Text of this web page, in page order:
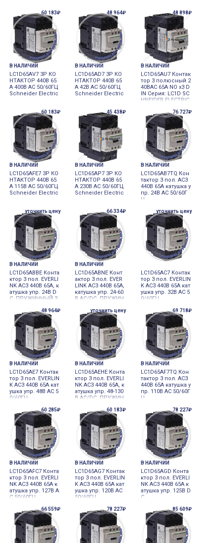
60 183₽
В НАЛИЧИИ
LC1D65AV7 3P КО
НТАКТОР 440В 65
A 400В AC 50/60ГЦ
Schneider Electric
48 964₽
В НАЛИЧИИ
LC1D65AD7 3P КО
НТАКТОР 440В 65
A 42В AC 50/60ГЦ
Schneider Electric
48 898₽
В НАЛИЧИИ
LC1D65AU7 Контак
тор 3 полюсный 2
40ВAC 65А NO x3 D
IN Серия: LC1D SC
HNEIDER ELECTRIC
60 183₽
В НАЛИЧИИ
LC1D65AFE7 3P КО
НТАКТОР 440В 65
A 115В AC 50/60ГЦ
Schneider Electric
45 438₽
В НАЛИЧИИ
LC1D65AP7 3P КО
НТАКТОР 440В 65
A 230В AC 50/60ГЦ
Schneider Electric
76 727₽
В НАЛИЧИИ
LC1D65AB7TQ Кон
тактор 3 пол. AC3
440В 65A катушка у
пр. 24В AC 50/60Г
Ц
уточнить цену
В НАЛИЧИИ
LC1D65ABBE Конта
ктор 3 пол. EVERLI
NK AC3 440В 65A, к
атушка упр. 24В D
C, ПРУЖИННЫЙ З
66 334₽
В НАЛИЧИИ
LC1D65ABNE Конт
актор 3 пол. EVER
LINK AC3 440В 65A,
катушка упр. 24-60
В AC/DC, ПРУЖИН
уточнить цену
LC1D65AC7 Контак
тор 3 пол. EVERLIN
K AC3 440В 65A кат
ушка упр. 32В AC 5
0/60ГЦ
48 964₽
В НАЛИЧИИ
LC1D65AE7 Контак
тор 3 пол. EVERLIN
K AC3 440В 65A кат
ушка упр. 48В AC 5
0/60ГЦ
уточнить цену
В НАЛИЧИИ
LC1D65AEHE Конта
ктор 3 пол. EVERLI
NK AC3 440В 65A, к
атушка упр. 48-130
В AC/DC, ПРУЖИН
69 718₽
В НАЛИЧИИ
LC1D65AF7TQ Кон
тактор 3 пол. AC3
440В 65A катушка у
пр. 110В AC 50/60Г
Ц
60 285₽
В НАЛИЧИИ
LC1D65AFC7 Конта
ктор 3 пол. EVERLI
NK AC3 440В 65A к
атушка упр. 127В A
C 50/60ГЦ
60 183₽
В НАЛИЧИИ
LC1D65AG7 Контак
тор 3 пол. EVERLIN
K AC3 440В 65A кат
ушка упр. 120В AC
50/60ГЦ
78 227₽
В НАЛИЧИИ
LC1D65AGD Конта
ктор 3 пол. EVERLI
NK AC3 440В 65A к
атушка упр. 125В D
C
66 559₽ 78 227₽ 85 609₽